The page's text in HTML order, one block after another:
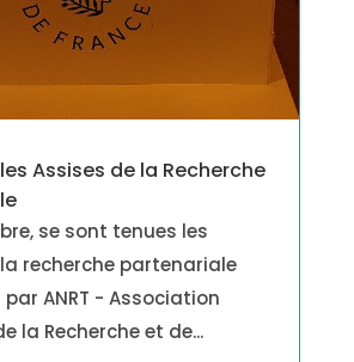
Assises de la Recherche
se sont tenues les
recherche partenariale
ANRT - Association
la Recherche et de...